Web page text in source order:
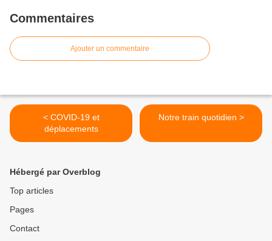
Commentaires
Ajouter un commentaire
< COVID-19 et
déplacements
Notre train quotidien >
Hébergé par Overblog
Top articles
Pages
Contact